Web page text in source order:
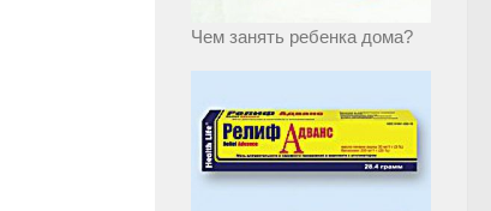
Чем занять ребенка дома?